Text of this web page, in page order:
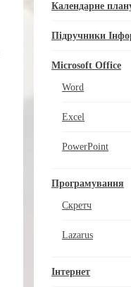
Календарне
Підручники
Microsoft Office
Word
Excel
PowerPoint
Програмування
Скретч
Lazarus
Інтернет